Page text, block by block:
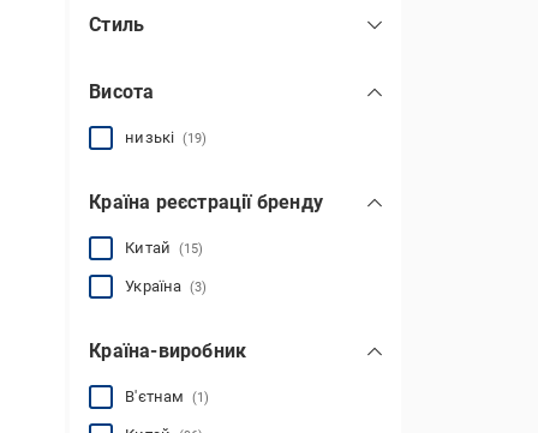
на платформі
Стиль
Висота
низькі (19)
Країна реєстрації бренду
Китай (15)
Україна (3)
Країна-виробник
В'єтнам (1)